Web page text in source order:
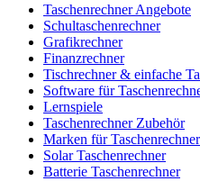
Taschenrechner Angebote
Schultaschenrechner
Grafikrechner
Finanzrechner
Tischrechner & einfache
Software für
Lernspiele
Taschenrechner Zubehör
Marken für Taschenrechner
Solar Taschenrechner
Batterie Taschenrechner